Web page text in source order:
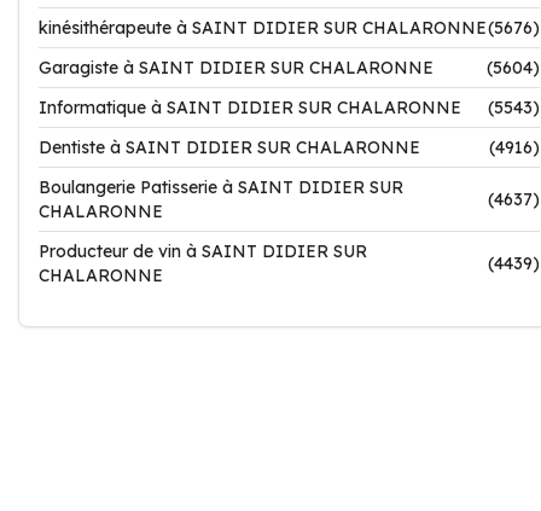
kinésithérapeute à SAINT DIDIER SUR CHALARONNE(5676)
Garagiste à SAINT DIDIER SUR CHALARONNE
(5604)
Informatique à SAINT DIDIER SUR CHALARONNE
(5543)
Dentiste à SAINT DIDIER SUR CHALARONNE
(4916)
Boulangerie Patisserie à SAINT DIDIER SUR
CHALARONNE
(4637)
Producteur de vin à SAINT DIDIER SUR
CHALARONNE
(4439)